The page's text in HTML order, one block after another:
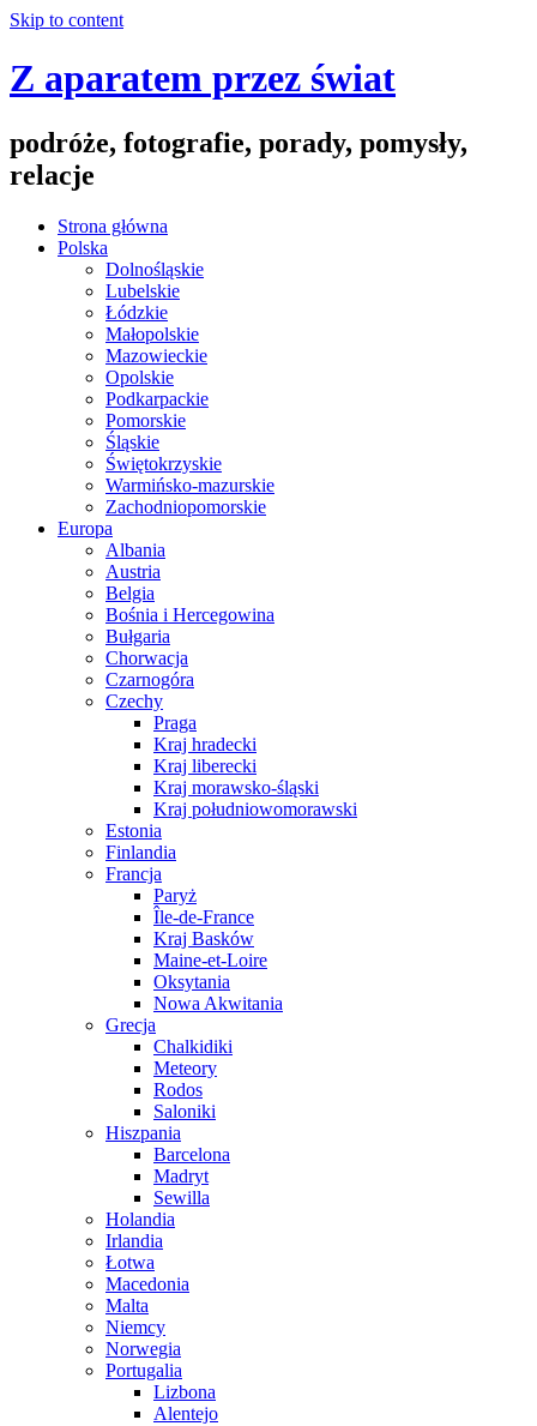
Skip to content
Z aparatem przez świat
podróże, fotografie, porady, pomysły,
relacje
Strona główna
Polska
Dolnośląskie
Lubelskie
Łódzkie
Małopolskie
Mazowieckie
Opolskie
Podkarpackie
Pomorskie
Śląskie
Świętokrzyskie
Warmińsko-mazurskie
Zachodniopomorskie
Europa
Albania
Austria
Belgia
Bośnia i Hercegowina
Bułgaria
Chorwacja
Czarnogóra
Czechy
Praga
Kraj hradecki
Kraj liberecki
Kraj morawsko-śląski
Kraj południowomorawski
Estonia
Finlandia
Francja
Paryż
Île-de-France
Kraj Basków
Maine-et-Loire
Oksytania
Nowa Akwitania
Grecja
Chalkidiki
Meteory
Rodos
Saloniki
Hiszpania
Barcelona
Madryt
Sewilla
Holandia
Irlandia
Łotwa
Macedonia
Malta
Niemcy
Norwegia
Portugalia
Lizbona
Alentejo